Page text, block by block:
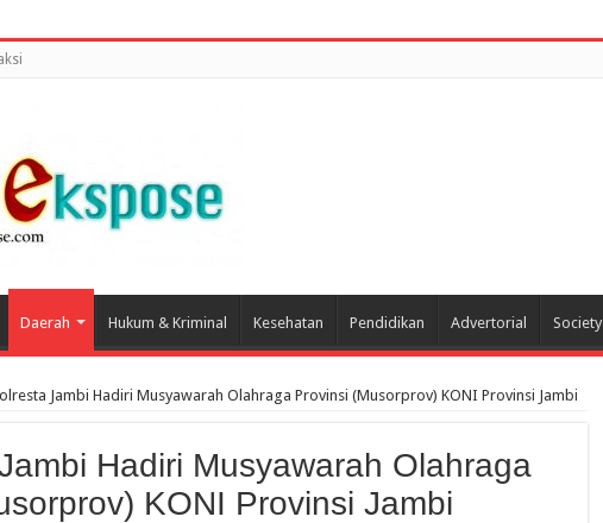
Daerah Hukum & Kriminal Kesehatan Pendidikan Advertorial Society
Jambi Hadiri Musyawarah Olahraga Provinsi (Musorprov) KONI Provinsi Jambi
Hadiri Musyawarah Olahraga
KONI Provinsi Jambi